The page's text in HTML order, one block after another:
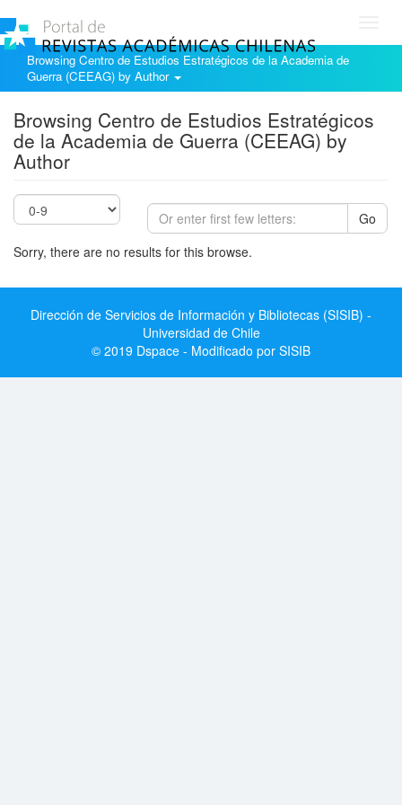
Browsing Centro de Estudios Estratégicos de la Academia de
Guerra (CEEAG) by Author
Browsing Centro de Estudios Estratégicos
de la Academia de Guerra (CEEAG) by
Author
Go
Sorry, there are no results for this browse.
Dirección de Servicios de Información y Bibliotecas (SISIB) -
Universidad de Chile
© 2019 Dspace - Modificado por SISIB